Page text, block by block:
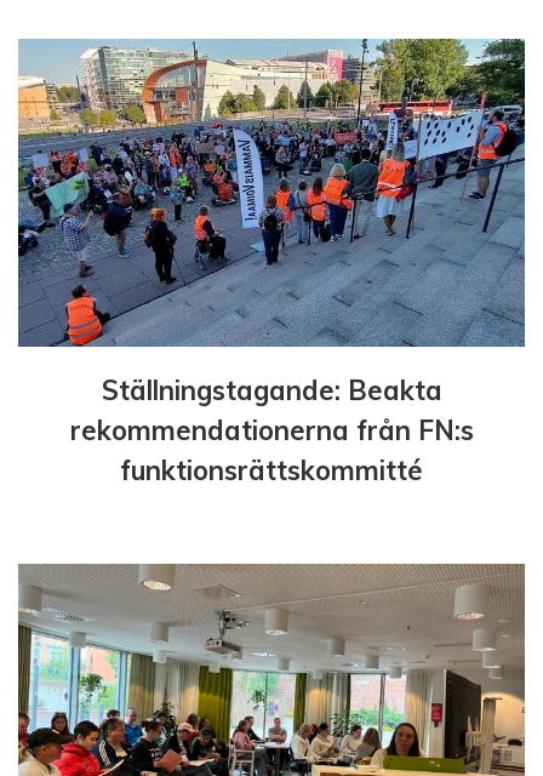
e
r
i
n
g
Ställningstagande: Beakta
rekommendationerna från FN:s
funktionsrättskommitté